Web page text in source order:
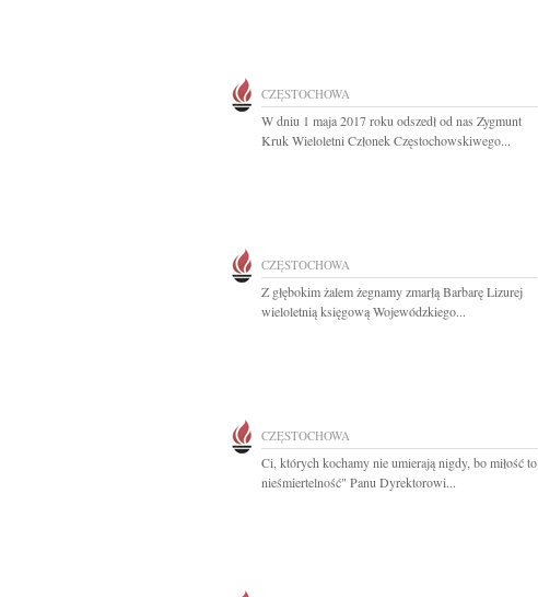
CZĘSTOCHOWA
W dniu 1 maja 2017 roku odszedł od nas Zygmunt
Kruk Wieloletni Członek Częstochowskiwego...
CZĘSTOCHOWA
Z głębokim żalem żegnamy zmarłą Barbarę Lizurej
wieloletnią księgową Wojewódzkiego...
CZĘSTOCHOWA
Ci, których kochamy nie umierają nigdy, bo miłość to
nieśmiertelność" Panu Dyrektorowi...